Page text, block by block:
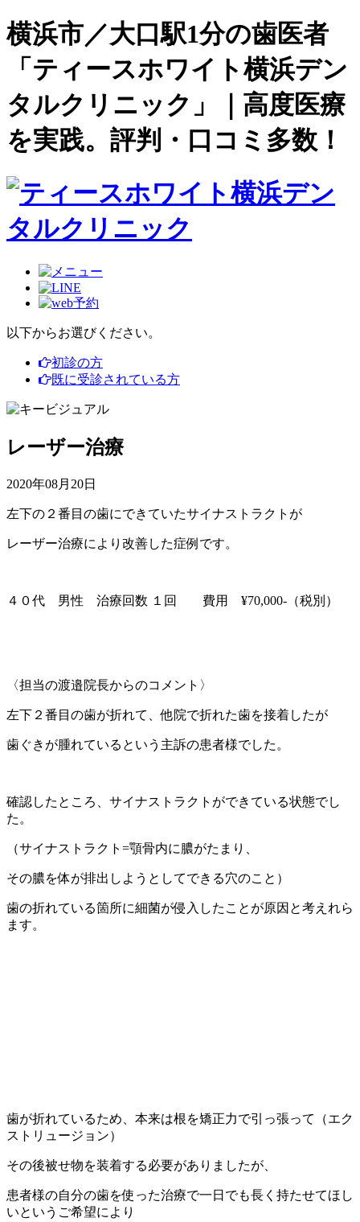
横浜市／大口駅1分の歯医者
「ティースホワイト横浜デン
タルクリニック」｜高度医療
を実践。評判・口コミ多数！
以下からお選びください。
初診の方
既に受診されている方
レーザー治療
2020年08月20日
左下の２番目の歯にできていたサイナストラクトが
レーザー治療により改善した症例です。
４０代 男性 治療回数 １回 費用 ¥70,000-（税別）
〈担当の渡邉院長からのコメント〉
左下２番目の歯が折れて、他院で折れた歯を接着したが
歯ぐきが腫れているという主訴の患者様でした。
確認したところ、サイナストラクトができている状態でし
た。
（サイナストラクト=顎骨内に膿がたまり、
その膿を体が排出しようとしてできる穴のこと）
歯の折れている箇所に細菌が侵入したことが原因と考えれら
ます。
歯が折れているため、本来は根を矯正力で引っ張って（エク
ストリュージョン）
その後被せ物を装着する必要がありましたが、
患者様の自分の歯を使った治療で一日でも長く持たせてほし
いというご希望により